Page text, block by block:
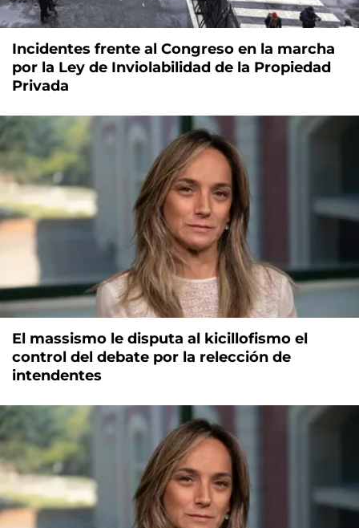
Incidentes frente al Congreso en la marcha
por la Ley de Inviolabilidad de la Propiedad
Privada
El massismo le disputa al kicillofismo el
control del debate por la relección de
intendentes